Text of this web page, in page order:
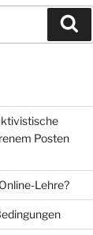
Posten
Lehre?